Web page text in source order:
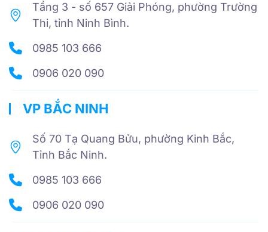
Tầng 3 - số 657 Giải Phóng, phường Trường
Thi, tỉnh Ninh Bình.
0985 103 666
0906 020 090
VP BẮC NINH
Số 70 Tạ Quang Bửu, phường Kinh Bắc,
Tỉnh Bắc Ninh.
0985 103 666
0906 020 090